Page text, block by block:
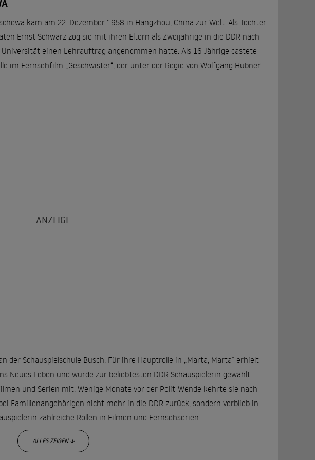
kam am 22. Dezember 1958 in Hangzhou, China zur Welt. Als Tochter
Ernst Schwarz zog sie mit ihren Eltern als Zweijährige in die DDR nach
einen Lehrauftrag angenommen hatte. Als 16-Jährige castete
im Fernsehfilm „Geschwister“, der unter der Regie von Wolfgang Hübner
der Schauspielschule Busch. Für ihre Hauptrolle in „Marta, Marta“ erhielt
Neues Leben und wurde zur beliebtesten DDR Schauspielerin gewählt.
und Serien mit. Wenige Monate vor der Polit-Wende kehrte sie nach
Familienangehörigen nicht mehr in die DDR zurück, sondern verblieb in
zahlreiche Rollen in Filmen und Fernsehserien.
ALLES ZEIGEN ↓